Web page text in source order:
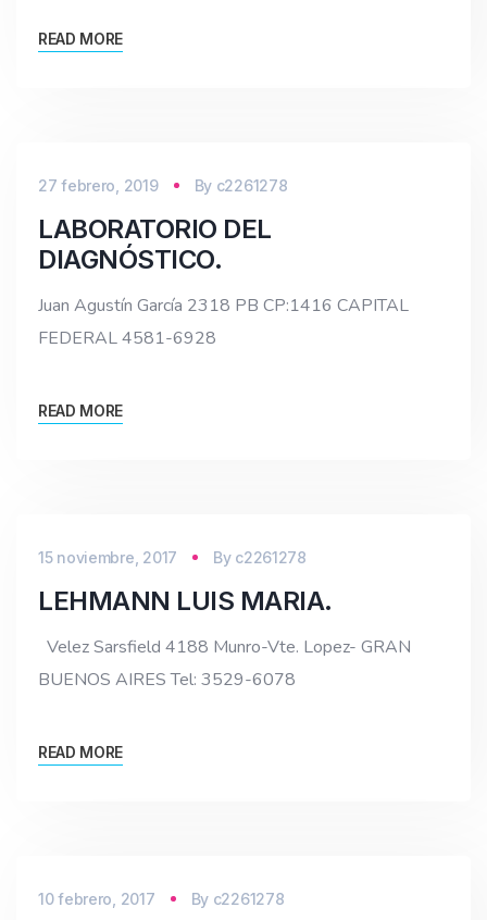
READ MORE
27 febrero, 2019 By c2261278
LABORATORIO DEL
DIAGNÓSTICO.
Juan Agustín García 2318 PB CP:1416 CAPITAL
FEDERAL 4581-6928
READ MORE
15 noviembre, 2017 By c2261278
LEHMANN LUIS MARIA.
Velez Sarsfield 4188 Munro-Vte. Lopez- GRAN
BUENOS AIRES Tel: 3529-6078
READ MORE
10 febrero, 2017 By c2261278